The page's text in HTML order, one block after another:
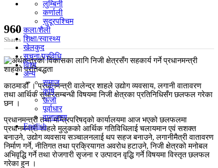
लुम्बिनी
कर्णाली
सुदूरपश्चिम
कला/शैली
शिक्षा/स्वास्थ्य
खेलकुद
सूचना/प्रविधि
विश्व
अन्य
समाज
कृषि
ऊर्जा
पूर्वाधार
वातावरण
English
960
Shares
काठमाडौँ । प्रधानमन्त्री वालेन्द्र शाहले उद्योग व्यवसाय, लगानी वातावरण
तथा आर्थिक सुधारसम्बन्धी विषयमा निजी क्षेत्रका प्रतिनिधिसँग छलफल गरेका
छन ।
प्रधानमन्त्री तथा मन्त्रिपरिषद्को कार्यालयमा आज भएको छलफलमा
प्रधानमन्त्री शाहले मुलुकको आर्थिक गतिविधिलाई चलायमान एवं सशक्त
बनाउने, उद्योग व्यवसाय सञ्चालनलाई थप सहज बनाउने, लगानीमैत्री वातावरण
निर्माण गर्ने, नीतिगत तथा प्रक्रियागत अवरोध हटाउने, निजी क्षेत्रको मनोबल
अभिवृद्धि गर्ने तथा रोजगारी सृजना र उत्पादन वृद्धि गर्ने विषयमा विस्तृत छलफल
गरेका हुन ।